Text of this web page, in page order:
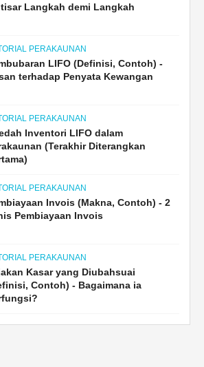
Langkah demi Langkah
PERAKAUNAN
LIFO (Definisi, Contoh) -
terhadap Penyata Kewangan
PERAKAUNAN
Inventori LIFO dalam
(Terakhir Diterangkan
PERAKAUNAN
Invois (Makna, Contoh) - 2
Pembiayaan Invois
PERAKAUNAN
Kasar yang Diubahsuai
Contoh) - Bagaimana ia